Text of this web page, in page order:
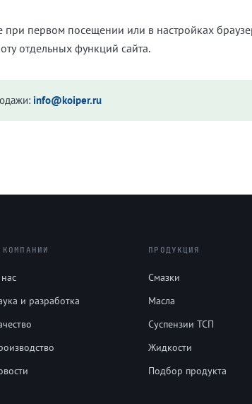
первом посещении или в настройках
отдельных функций сайта.
info@koiper.ru
и разработка
ПРОДУКЦИЯ
Смазки
Масла
Суспензии ТСП
Жидкости
Подбор продукта